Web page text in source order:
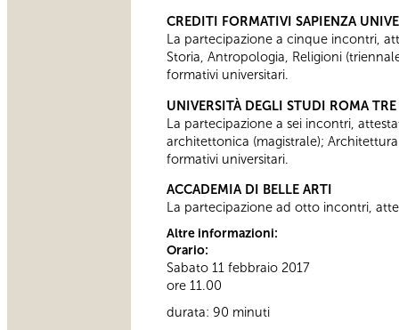
CREDITI FORMATIVI SAPIENZA
La partecipazione a cinque incontri,
Storia, Antropologia, Religioni
formativi universitari.
UNIVERSITÀ DEGLI STUDI ROMA TRE
La partecipazione a sei incontri,
architettonica (magistrale);
formativi universitari.
ACCADEMIA DI BELLE ARTI
La partecipazione ad otto incontri,
Altre informazioni:
Orario:
Sabato 11 febbraio 2017
ore 11.00
durata: 90 minuti